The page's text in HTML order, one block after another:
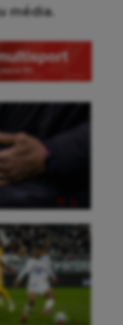
média.